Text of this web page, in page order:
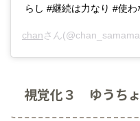
らし #継続は力なり #使
chanさん
視覚化３ ゆうち